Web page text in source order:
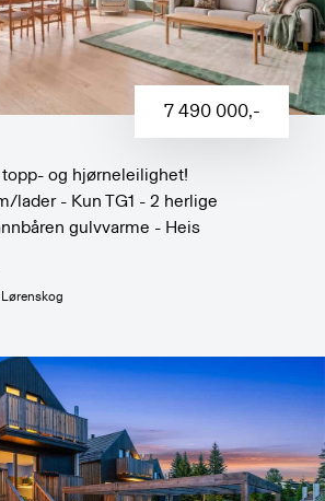
7 490 000,-
og hjørneleilighet!
lader - Kun TG1 - 2 herlige
gulvvarme - Heis